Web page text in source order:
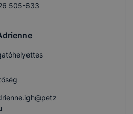
505-633